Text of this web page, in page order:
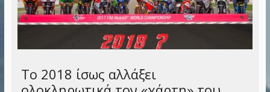
Το 2018 ίσως αλλάξει